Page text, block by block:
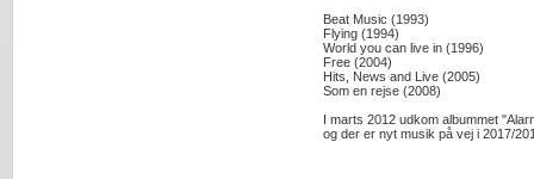
Beat Music (1993)
Flying (1994)
World you can live in (1996)
Free (2004)
Hits, News and Live (2005)
Som en rejse (2008)
I marts 2012 udkom albummet
og der er nyt musik på vej i 2017/